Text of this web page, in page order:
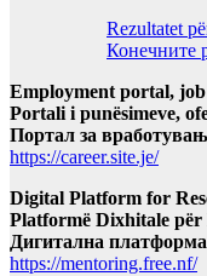
Rezultatet
Конечните
Employment portal,
Portali i punësimeve,
Портал за
https://career.site.je/
Digital Platform for
Platformë Dixhitale
Дигитална
https://mentoring.free.nf/